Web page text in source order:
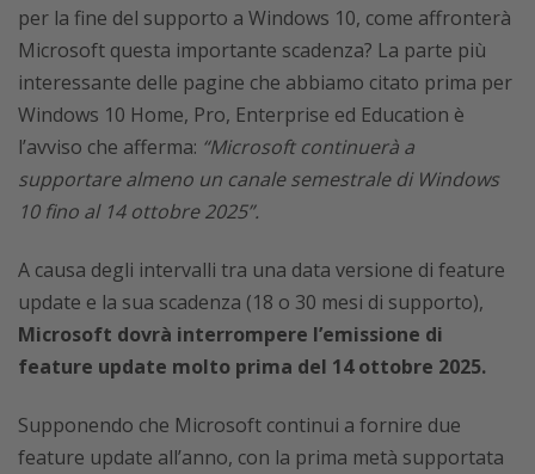
per la fine del supporto a Windows 10, come affronterà
Microsoft questa importante scadenza? La parte più
interessante delle pagine che abbiamo citato prima per
Windows 10 Home, Pro, Enterprise ed Education è
l’avviso che afferma: “Microsoft continuerà a
supportare almeno un canale semestrale di Windows
10 fino al 14 ottobre 2025”.
A causa degli intervalli tra una data versione di feature
update e la sua scadenza (18 o 30 mesi di supporto),
Microsoft dovrà interrompere l’emissione di
feature update molto prima del 14 ottobre 2025.
Supponendo che Microsoft continui a fornire due
feature update all’anno, con la prima metà supportata